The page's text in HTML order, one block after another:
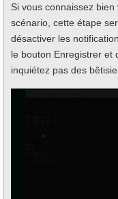
Si vous connaissez
scénario, cette étape
désactiver les
le bouton Enregistrer et
inquiétez pas des